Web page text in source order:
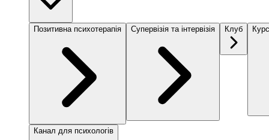
Позитивна психотерапія Супервізія та інтервізія Клуб
Канал для психологів